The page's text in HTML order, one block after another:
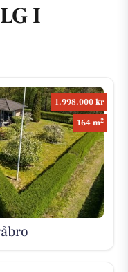
I
1.998.000 kr
164 m2